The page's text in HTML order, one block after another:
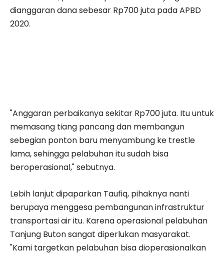
dianggaran dana sebesar Rp700 juta pada APBD
2020.
"Anggaran perbaikanya sekitar Rp700 juta. Itu untuk
memasang tiang pancang dan membangun
sebegian ponton baru menyambung ke trestle
lama, sehingga pelabuhan itu sudah bisa
beroperasional," sebutnya.
Lebih lanjut dipaparkan Taufiq, pihaknya nanti
berupaya menggesa pembangunan infrastruktur
transportasi air itu. Karena operasional pelabuhan
Tanjung Buton sangat diperlukan masyarakat.
"Kami targetkan pelabuhan bisa dioperasionalkan